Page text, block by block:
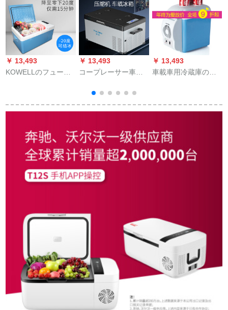
￥ 13,493
KOWELLのフュージ
しています。ミニミ
￥ 13,493
コープレーサー車載
大型トラート24 V通
用小型12 V車用学生
25リット【アルミチ
ムブロックブロック
24】
￥ 13,493
車載車用冷蔵庫の棚
載冷蔵庫両用12小型
12 V【車用】7.5
L【青白い】